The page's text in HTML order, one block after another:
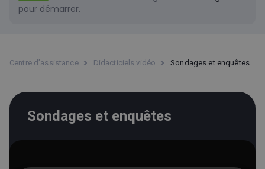
pour démarrer.
Centre d’assistance Didacticiels vidéo Sondages et enquêtes
Sondages et enquêtes